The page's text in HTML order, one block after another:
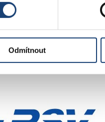
Odmítnout